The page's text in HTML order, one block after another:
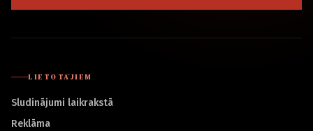
LIETOTĀJIEM
Sludinājumi laikrakstā
Reklāma